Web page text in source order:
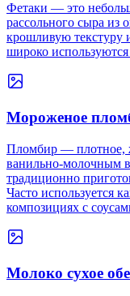
Фетаки — это
рассольного сыра из
крошливую текстуру
широко используются
Мороженое
Пломбир — плотное,
ванильно-молочным
традиционно
Часто используется
композициях с
Молоко сухое